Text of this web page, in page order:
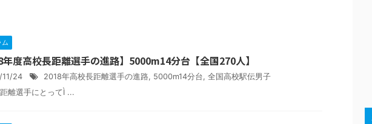
ム
年度高校長距離選手の進路】5000m14分台【全国270人】
11/24 2018年高校長距離選手の進路, 5000m14分台, 全国高校駅伝男子
離選手にとってÌ ...